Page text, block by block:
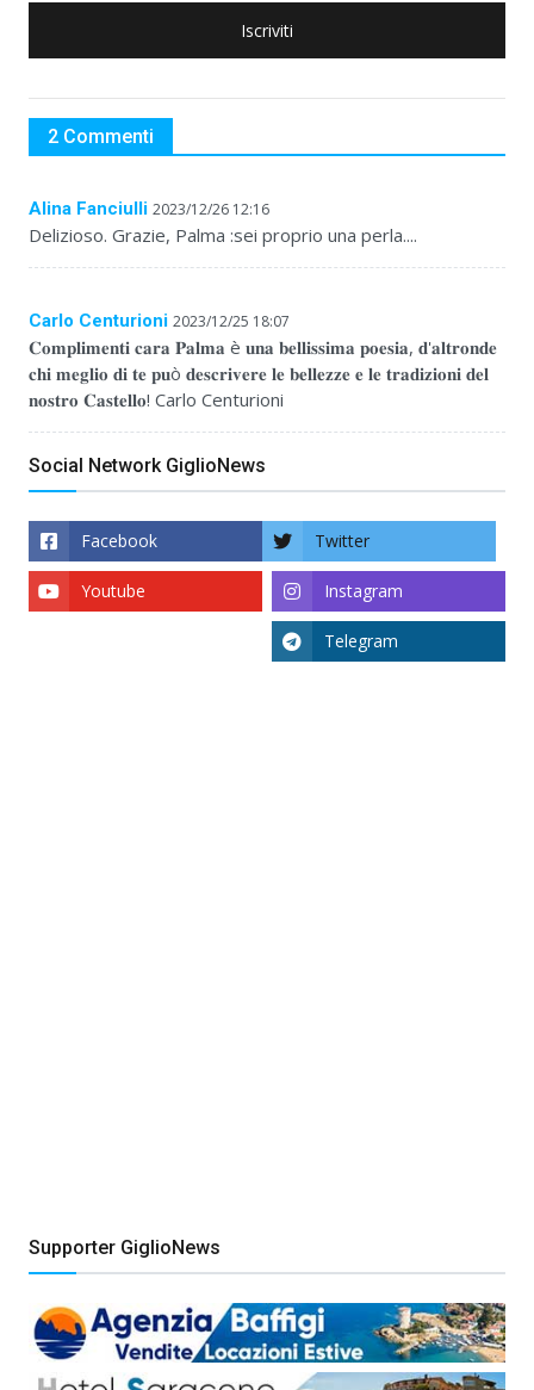
Iscriviti
2 Commenti
Alina Fanciulli 2023/12/26 12:16
Delizioso. Grazie, Palma :sei proprio una perla....
Carlo Centurioni 2023/12/25 18:07
𝐂𝐨𝐦𝐩𝐥𝐢𝐦𝐞𝐧𝐭𝐢 𝐜𝐚𝐫𝐚 𝐏𝐚𝐥𝐦𝐚 è 𝐮𝐧𝐚 𝐛𝐞𝐥𝐥𝐢𝐬𝐬𝐢𝐦𝐚 𝐩𝐨𝐞𝐬𝐢𝐚, 𝐝'𝐚𝐥𝐭𝐫𝐨𝐧𝐝𝐞
𝐜𝐡𝐢 𝐦𝐞𝐠𝐥𝐢𝐨 𝐝𝐢 𝐭𝐞 𝐩𝐮ò 𝐝𝐞𝐬𝐜𝐫𝐢𝐯𝐞𝐫𝐞 𝐥𝐞 𝐛𝐞𝐥𝐥𝐞𝐳𝐳𝐞 𝐞 𝐥𝐞 𝐭𝐫𝐚𝐝𝐢𝐳𝐢𝐨𝐧𝐢 𝐝𝐞𝐥
𝐧𝐨𝐬𝐭𝐫𝐨 𝐂𝐚𝐬𝐭𝐞𝐥𝐥𝐨! Carlo Centurioni
Social Network GiglioNews
Facebook Twitter
Instagram
Youtube
Telegram
Supporter GiglioNews